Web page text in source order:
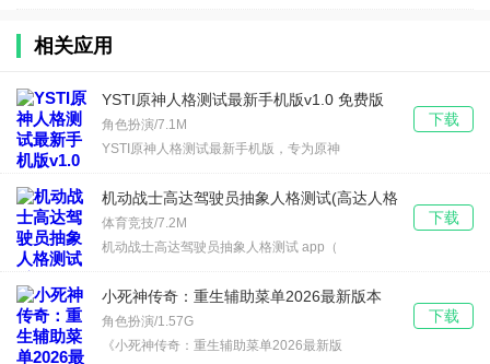
相关应用
YSTI原神人格测试最新手机版v1.0 免费版
角色扮演/7.1M
YSTI原神人格测试最新手机版，专为原神
下载
机动战士高达驾驶员抽象人格测试(高达人格
测试app)v1.0 安卓版
体育竞技/7.2M
机动战士高达驾驶员抽象人格测试 app（
下载
小死神传奇：重生辅助菜单2026最新版本
v1.2.24 免费版
角色扮演/1.57G
《小死神传奇：重生辅助菜单2026最新版
下载